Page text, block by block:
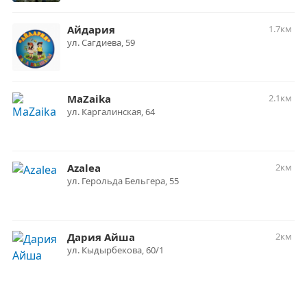
Айдария
1.7км
ул. ​Сагдиева, 59
MaZaika
2.1км
ул. Каргалинская, 64
Azalea
2км
ул. ​Герольда Бельгера, 55
Дария Айша
2км
ул. ​Кыдырбекова, 60/1